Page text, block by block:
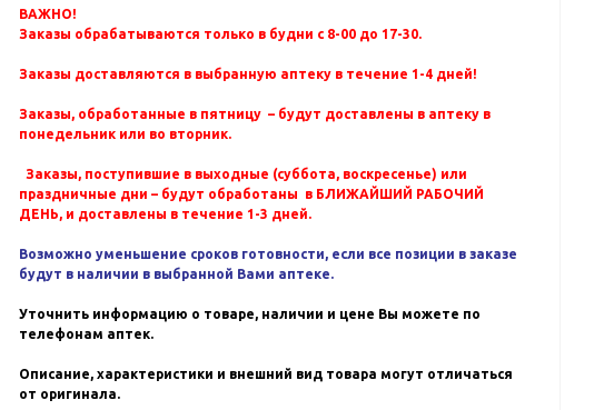
ВАЖНО!
Заказы обрабатываются только в будни с 8-00 до 17-30.
Заказы доставляются в выбранную аптеку в течение 1-4 дней!
Заказы, обработанные в пятницу – будут доставлены в аптеку в
понедельник или во вторник.
Заказы, поступившие в выходные (суббота, воскресенье) или
праздничные дни – будут обработаны в БЛИЖАЙШИЙ РАБОЧИЙ
ДЕНЬ, и доставлены в течение 1-3 дней.
Возможно уменьшение сроков готовности, если все позиции в заказе
будут в наличии в выбранной Вами аптеке.
Уточнить информацию о товаре, наличии и цене Вы можете по
телефонам аптек.
Описание, характеристики и внешний вид товара могут отличаться
от оригинала.